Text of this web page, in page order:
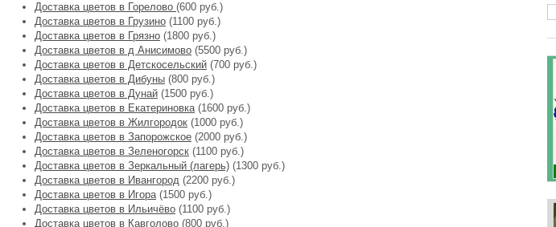
Доставка цветов в Горелово (600 руб.)
Доставка цветов в Грузино (1100 руб.)
Доставка цветов в Грязно (1800 руб.)
Доставка цветов в д Анисимово (5500 руб.)
Доставка цветов в Детскосельский (700 руб.)
Доставка цветов в Дибуны (800 руб.)
Доставка цветов в Дунай (1500 руб.)
Доставка цветов в Екатериновка(1600 руб.)
Доставка цветов в Жилгородок (1000 руб.)
Доставка цветов в Запорожское (2000 руб.)
Доставка цветов в Зеленогорск (1100 руб.)
Доставка цветов в Зеркальный (лагерь) (1300 руб.)
Доставка цветов в Ивангород (2200 руб.)
Доставка цветов в Игора(1500 руб.)
Доставка цветов в Ильичёво (1100 руб.)
Доставка цветов в Кавголово (800 руб.)